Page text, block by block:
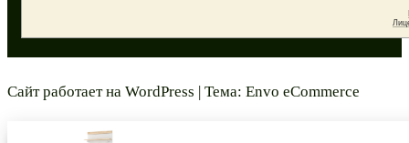
Сайт работает на WordPress | Тема: Envo eCommerce